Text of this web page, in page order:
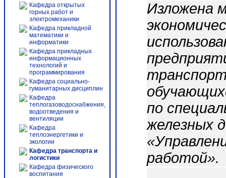
Кафедра открытых
горных работ и
электромеханики
Кафедра прикладной
математики и
информатики
Кафедра прикладных
информационных
технологий и
программирования
Кафедра социально-
гуманитарных дисциплин
Кафедра
теплогазоводоснабжения,
водоотведения и
вентиляции
Кафедра
теплоэнергетики и
экологии
Кафедра транспорта и
логистики
Кафедра физического
воспитания
Изложена
по
железных
работой».